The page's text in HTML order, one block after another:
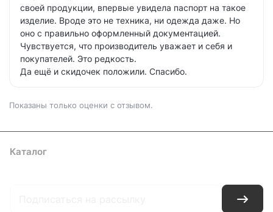
своей продукции, впервые увидела паспорт на такое
изделие. Вроде это не техника, ни одежда даже. Но
оно с правильно оформленный документацией.
Чувствуется, что производитель уважает и себя и
покупателей. Это редкость.
Да ещё и скидочек положили. Спасибо.
Показаны только оценки с отзывом.
Каталог